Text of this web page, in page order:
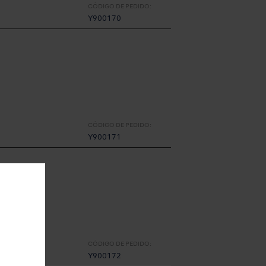
CÓDIGO DE PEDIDO:
Y900170
CÓDIGO DE PEDIDO:
Y900171
CÓDIGO DE PEDIDO:
Y900172